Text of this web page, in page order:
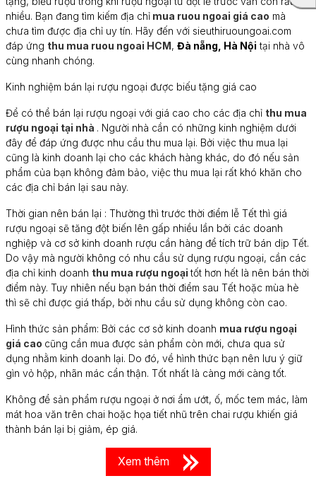
nhiều. Bạn đang tìm kiếm địa chỉ mua ruou ngoai giá cao mà
chưa tìm được địa chỉ uy tín. Hãy đến với sieuthiruoungoai.com
đáp ứng thu mua ruou ngoai HCM , Đà nẵng, Hà Nội tại nhà vô
cùng nhanh chóng.
Kinh nghiệm bán lại rượu ngoại được biếu tặng giá cao
Để có thể bán lại rượu ngoại với giá cao cho các địa chỉ thu mua
rượu ngoại tại nhà . Người nhà cần có những kinh nghiệm dưới
đây để đáp ứng được nhu cầu thu mua lại. Bởi việc thu mua lại
cũng là kinh doanh lại cho các khách hàng khác, do đó nếu sản
phẩm của bạn không đảm bảo, việc thu mua lại rất khó khăn cho
các địa chỉ bán lại sau này.
Thời gian nên bán lại : Thường thì trước thời điểm lễ Tết thì giá
rượu ngoại sẽ tăng đột biến lên gấp nhiều lần bởi các doanh
nghiệp và cơ sở kinh doanh rượu cần hàng để tích trữ bán dịp Tết.
Do vậy mà người không có nhu cầu sử dụng rượu ngoại, cần các
địa chỉ kinh doanh thu mua rượu ngoạitốt hơn hết là nên bán thời
điểm này. Tuy nhiên nếu bạn bán thời điểm sau Tết hoặc mùa hè
thì sẽ chỉ được giá thấp, bởi nhu cầu sử dụng không còn cao.
Hình thức sản phẩm: Bởi các cơ sở kinh doanh mua rượu ngoại
giá cao cũng cần mua được sản phẩm còn mới, chưa qua sử
dụng nhằm kinh doanh lại. Do đó, về hình thức bạn nên lưu ý giữ
gìn vỏ hộp, nhãn mác cẩn thận. Tốt nhất là càng mới càng tốt.
Không để sản phẩm rượu ngoại ở nơi ẩm ướt, ố, mốc tem mác, làm
mát hoa văn trên chai hoặc họa tiết nhũ trên chai rượu khiến giá
thành bán lại bị giảm, ép giá.
Xem thêm